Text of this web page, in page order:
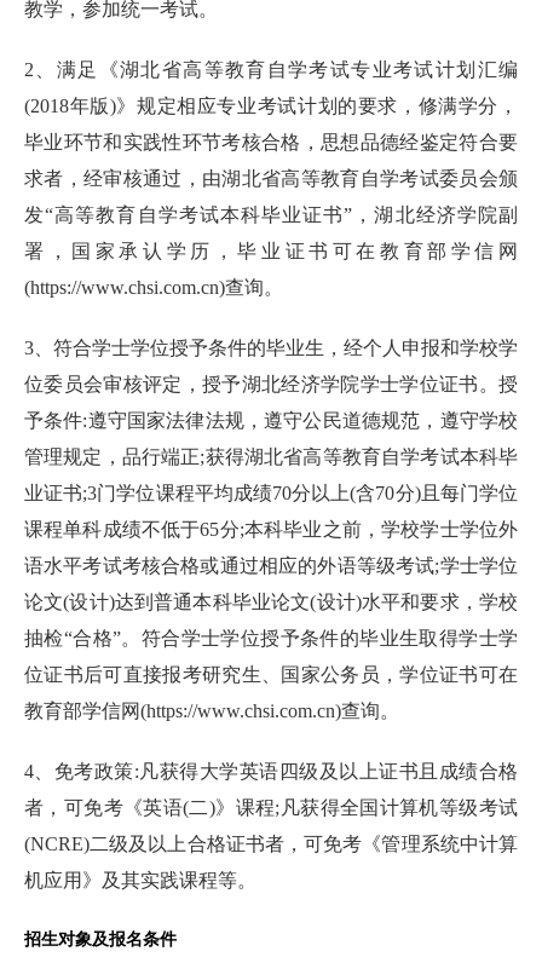
教学，参加统一考试。
2、满足《湖北省高等教育自学考试专业考试计划汇编
(2018年版)》规定相应专业考试计划的要求，修满学分，
毕业环节和实践性环节考核合格，思想品德经鉴定符合要
求者，经审核通过，由湖北省高等教育自学考试委员会颁
发“高等教育自学考试本科毕业证书”，湖北经济学院副
署，国家承认学历，毕业证书可在教育部学信网
(https://www.chsi.com.cn)查询。
3、符合学士学位授予条件的毕业生，经个人申报和学校学
位委员会审核评定，授予湖北经济学院学士学位证书。授
予条件:遵守国家法律法规，遵守公民道德规范，遵守学校
管理规定，品行端正;获得湖北省高等教育自学考试本科毕
业证书;3门学位课程平均成绩70分以上(含70分)且每门学位
课程单科成绩不低于65分;本科毕业之前，学校学士学位外
语水平考试考核合格或通过相应的外语等级考试;学士学位
论文(设计)达到普通本科毕业论文(设计)水平和要求，学校
抽检“合格”。符合学士学位授予条件的毕业生取得学士学
位证书后可直接报考研究生、国家公务员，学位证书可在
教育部学信网(https://www.chsi.com.cn)查询。
4、免考政策:凡获得大学英语四级及以上证书且成绩合格
者，可免考《英语(二)》课程;凡获得全国计算机等级考试
(NCRE)二级及以上合格证书者，可免考《管理系统中计算
机应用》及其实践课程等。
招生对象及报名条件